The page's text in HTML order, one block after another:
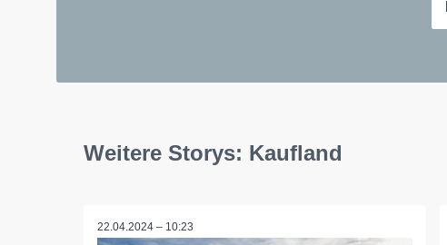
Weitere Storys: Kaufland
22.04.2024 – 10:23